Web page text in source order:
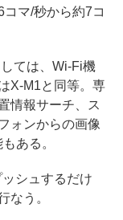
マ/秒から約7コ
ては、Wi-Fi機
X-M1と同等。専
情報サーチ、ス
ォンからの画像
ある。
シュするだけ
なう。